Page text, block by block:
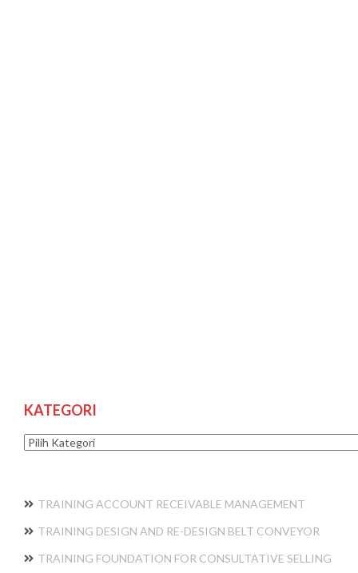
KATEGORI
Kategori
TRAINING ACCOUNT RECEIVABLE MANAGEMENT
TRAINING DESIGN AND RE-DESIGN BELT CONVEYOR
TRAINING FOUNDATION FOR CONSULTATIVE SELLING